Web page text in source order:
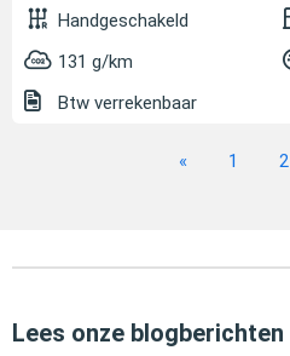
Handgeschakeld
131 g/km
Btw verrekenbaar
« 1 2
Lees onze blogberichten